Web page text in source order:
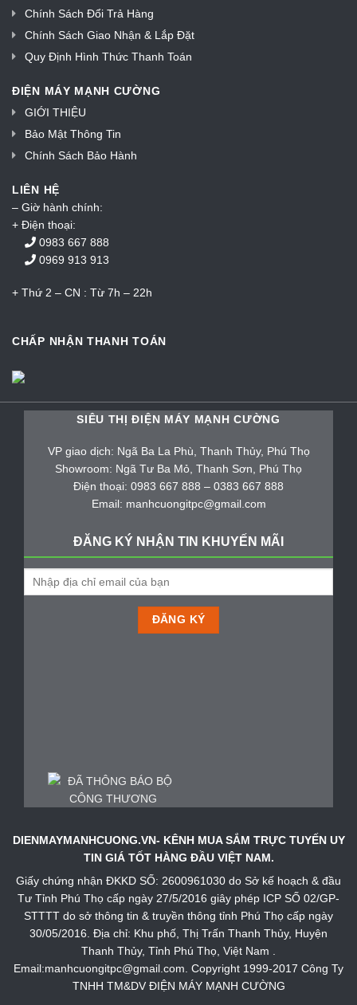
Chính Sách Đổi Trả Hàng
Chính Sách Giao Nhận & Lắp Đặt
Quy Định Hình Thức Thanh Toán
ĐIỆN MÁY MẠNH CƯỜNG
GIỚI THIỆU
Bảo Mật Thông Tin
Chính Sách Bảo Hành
LIÊN HỆ
– Giờ hành chính:
+ Điện thoại:
0983 667 888
0969 913 913
+ Thứ 2 – CN : Từ 7h – 22h
CHẤP NHẬN THANH TOÁN
SIÊU THỊ ĐIỆN MÁY MẠNH CƯỜNG
VP giao dịch: Ngã Ba La Phù, Thanh Thủy, Phú Thọ
Showroom: Ngã Tư Ba Mỏ, Thanh Sơn, Phú Thọ
Điện thoại: 0983 667 888 – 0383 667 888
Email: manhcuongitpc@gmail.com
ĐĂNG KÝ NHẬN TIN KHUYẾN MÃI
DIENMAYMANHCUONG.VN- KÊNH MUA SẮM TRỰC TUYẾN UY
TIN GIÁ TỐT HÀNG ĐẦU VIỆT NAM.
Giấy chứng nhận ĐKKD SỐ: 2600961030 do Sở kế hoạch & đầu
Tư Tỉnh Phú Thọ cấp ngày 27/5/2016 giây phép ICP SỐ 02/GP-
STTTT do sở thông tin & truyền thông tỉnh Phú Thọ cấp ngày
30/05/2016. Địa chỉ: Khu phố, Thị Trấn Thanh Thủy, Huyện
Thanh Thủy, Tỉnh Phú Thọ, Việt Nam .
Email:manhcuongitpc@gmail.com. Copyright 1999-2017 Công Ty
TNHH TM&DV ĐIỆN MÁY MẠNH CƯỜNG